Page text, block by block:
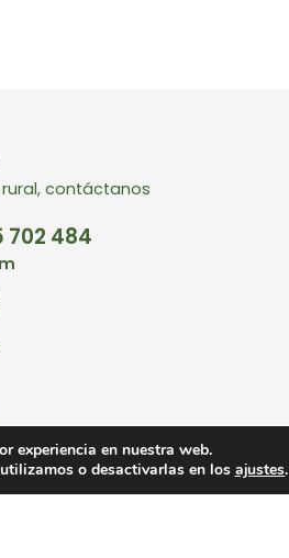
contáctanos
702 484
experiencia en nuestra web.
o desactivarlas en los ajustes.